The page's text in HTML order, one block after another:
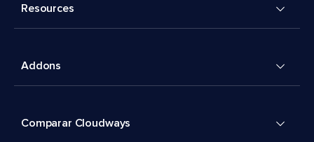
Resources
Addons
Comparar Cloudways